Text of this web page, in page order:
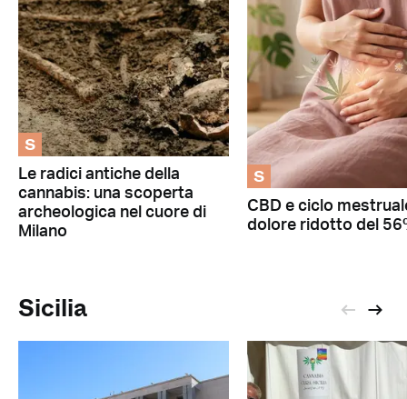
S
Le radici antiche della
cannabis: una scoperta
archeologica nel cuore di
Milano
S
CBD e ciclo
dolore ridotto del
Sicilia